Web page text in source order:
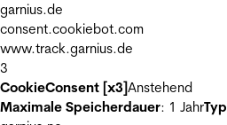
garnius.de
consent.cookiebot.com
www.track.garnius.de
3
CookieConsent [x3]Anstehend
Maximale Speicherdauer: 1 JahrTyp